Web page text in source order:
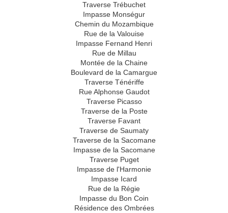
Traverse Trébuchet
Impasse Monségur
Chemin du Mozambique
Rue de la Valouise
Impasse Fernand Henri
Rue de Millau
Montée de la Chaine
Boulevard de la Camargue
Traverse Ténériffe
Rue Alphonse Gaudot
Traverse Picasso
Traverse de la Poste
Traverse Favant
Traverse de Saumaty
Traverse de la Sacomane
Impasse de la Sacomane
Traverse Puget
Impasse de l'Harmonie
Impasse Icard
Rue de la Régie
Impasse du Bon Coin
Résidence des Ombrées